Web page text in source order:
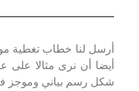
أرسل لنا خطاب تغطية
أيضا أن نرى مثالا على
شكل رسم بياني وموجز